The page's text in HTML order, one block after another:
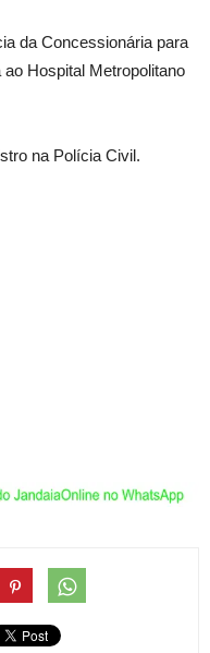
da Concessionária para
Hospital Metropolitano
na Polícia Civil.